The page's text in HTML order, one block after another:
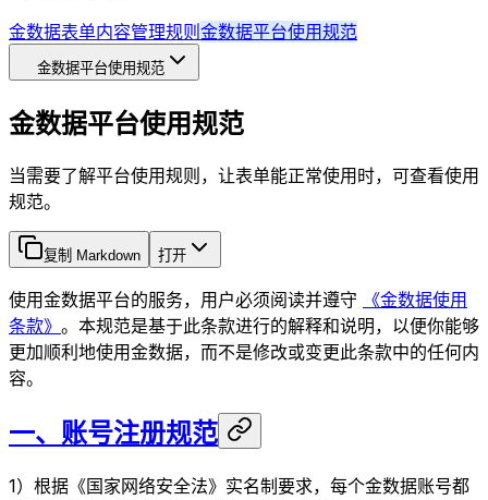
金数据表单内容管理规则金数据平台使用规范
金数据平台使用规范
金数据平台使用规范
当需要了解平台使用规则，让表单能正常使用时，可查看使用
规范。
复制 Markdown 打开
使用金数据平台的服务，用户必须阅读并遵守
《金数据使用
条款》 。本规范是基于此条款进行的解释和说明，以便你能够
更加顺利地使用金数据，而不是修改或变更此条款中的任何内
容。
一、账号注册规范
1）根据《国家网络安全法》实名制要求，每个金数据账号都